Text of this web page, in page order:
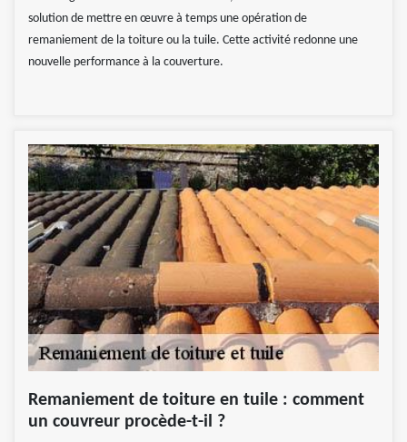
solution de mettre en œuvre à temps une opération de
remaniement de la toiture ou la tuile. Cette activité redonne une
nouvelle performance à la couverture.
Remaniement de toiture en tuile : comment
un couvreur procède-t-il ?